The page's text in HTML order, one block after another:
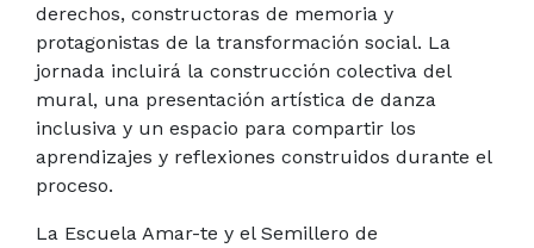
derechos, constructoras de memoria y
protagonistas de la transformación social. La
jornada incluirá la construcción colectiva del
mural, una presentación artística de danza
inclusiva y un espacio para compartir los
aprendizajes y reflexiones construidos durante el
proceso.
La Escuela Amar-te y el Semillero de